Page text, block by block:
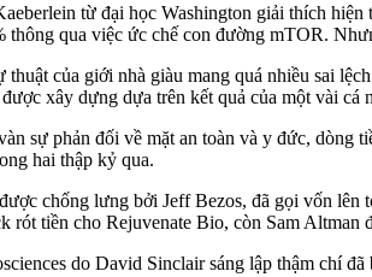
từ đại học Washington giải thích
thông qua việc ức chế con đường mTOR.
của giới nhà giàu mang quá nhiều sai
xây dựng dựa trên kết quả của một vài cá
sự phản đối về mặt an toàn và y đức, dòng
hai thập kỷ qua.
chống lưng bởi Jeff Bezos, đã gọi vốn
rót tiền cho Rejuvenate Bio, còn Sam Altman
do David Sinclair sáng lập thậm chí